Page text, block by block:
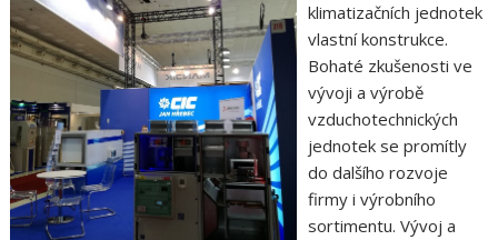
klimatizačních jednotek
vlastní konstrukce.
Bohaté zkušenosti ve
vývoji a výrobě
vzduchotechnických
jednotek se promítly
do dalšího rozvoje
firmy i výrobního
sortimentu. Vývoj a